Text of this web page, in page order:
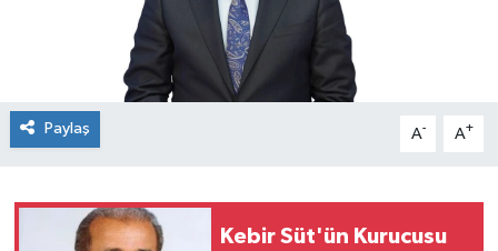
Paylaş A- A+
Kebir Süt'ün Kurucusu